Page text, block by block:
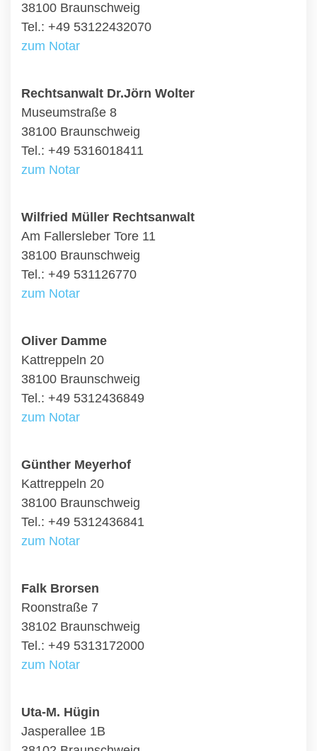
38100 Braunschweig
Tel.: +49 53122432070
zum Notar
Rechtsanwalt Dr.Jörn Wolter
Museumstraße 8
38100 Braunschweig
Tel.: +49 5316018411
zum Notar
Wilfried Müller Rechtsanwalt
Am Fallersleber Tore 11
38100 Braunschweig
Tel.: +49 531126770
zum Notar
Oliver Damme
Kattreppeln 20
38100 Braunschweig
Tel.: +49 5312436849
zum Notar
Günther Meyerhof
Kattreppeln 20
38100 Braunschweig
Tel.: +49 5312436841
zum Notar
Falk Brorsen
Roonstraße 7
38102 Braunschweig
Tel.: +49 5313172000
zum Notar
Uta-M. Hügin
Jasperallee 1B